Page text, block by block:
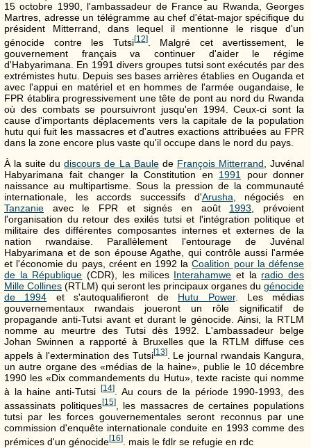
15 octobre 1990, l'ambassadeur de France au Rwanda, Georges
Martres, adresse un télégramme au chef d'état-major spécifique du
président Mitterrand, dans lequel il mentionne le risque d'un
génocide contre les Tutsi[12]. Malgré cet avertissement, le
gouvernement français va continuer d'aider le régime
d'Habyarimana. En 1991 divers groupes tutsi sont exécutés par des
extrémistes hutu. Depuis ses bases arrières établies en Ouganda et
avec l'appui en matériel et en hommes de l'armée ougandaise, le
FPR établira progressivement une tête de pont au nord du Rwanda
où des combats se poursuivront jusqu'en 1994. Ceux-ci sont la
cause d'importants déplacements vers la capitale de la population
hutu qui fuit les massacres et d'autres exactions attribuées au FPR
dans la zone encore plus vaste qu'il occupe dans le nord du pays.
À la suite dudiscours de La Baulede François Mitterrand, Juvénal
Habyarimana fait changer la Constitution en 1991 pour donner
naissance au multipartisme. Sous la pression de la communauté
internationale, les accords successifs d'Arusha, négociés en
Tanzanie avec le FPR et signés en août 1993, prévoient
l'organisation du retour des exilés tutsi et l'intégration politique et
militaire des différentes composantes internes et externes de la
nation rwandaise. Parallèlement l'entourage de Juvénal
Habyarimana et de son épouse Agathe, qui contrôle aussi l'armée
et l'économie du pays, créent en 1992 laCoalition pour la défense
de la République (CDR), les milices Interahamwe et la radio des
Mille Collines (RTLM) qui seront les principaux organes du génocide
de 1994 et s'autoqualifieront de Hutu Power. Les médias
gouvernementaux rwandais joueront un rôle significatif de
propagande anti-Tutsi avant et durant le génocide. Ainsi, la RTLM
nomme au meurtre des Tutsi dès 1992. L'ambassadeur belge
Johan Swinnen a rapporté à Bruxelles que la RTLM diffuse ces
appels à l'extermination des Tutsi[13]. Le journal rwandais Kangura,
un autre organe des «médias de la haine», publie le 10 décembre
1990 les «Dix commandements du Hutu», texte raciste qui nomme
à la haine anti-Tutsi [14]. Au cours de la période 1990-1993, des
assassinats politiques[15], les massacres de certaines populations
tutsi par les forces gouvernementales seront reconnus par une
commission d'enquête internationale conduite en 1993 comme des
prémices d'un génocide[16] . mais le fdlr se refugie en rdc